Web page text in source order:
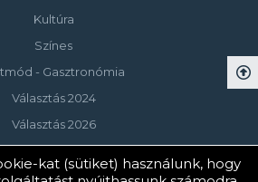
Kultúra
Színes
- Gasztronómia
Választás 2024
Választás 2026
2023 Keszthelyi Televízió
kat (sütiket) használunk, hogy